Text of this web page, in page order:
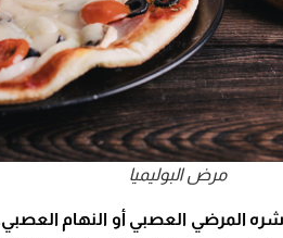
مرض البوليميا
المرضي العصبي أو النهام